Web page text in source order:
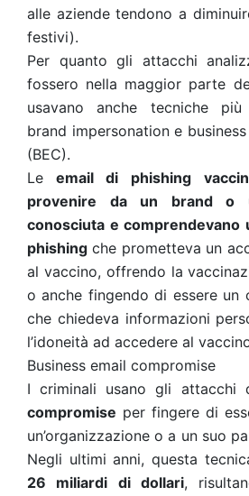
alle aziende tendono a
festivi).
Per quanto gli attacchi
fossero nella maggior parte
usavano anche tecniche
brand impersonation e
(BEC).
Le email di phishing
provenire da un brand o
conosciuta e comprendevano
phishing che prometteva un
al vaccino, offrendo la
o anche fingendo di essere un
che chiedeva informazioni
l’idoneità ad accedere al
Business email compromise
I criminali usano gli attacchi
compromise per fingere di
un’organizzazione o a un suo
Negli ultimi anni, questa
26 miliardi di dollari,